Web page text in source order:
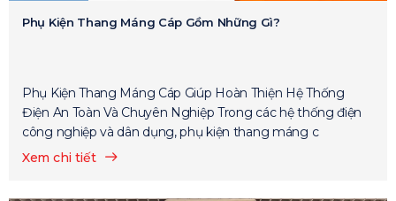
Phụ Kiện Thang Máng Cáp Gồm Những Gì?
Phụ Kiện Thang Máng Cáp Giúp Hoàn Thiện Hệ Thống
Điện An Toàn Và Chuyên Nghiệp Trong các hệ thống điện
công nghiệp và dân dụng, phụ kiện thang máng c
Xem chi tiết